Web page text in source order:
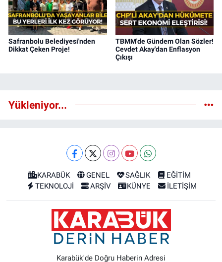
Safranbolu Belediyesi'nden
Dikkat Çeken Proje!
TBMM'de Gündem Olan Sözler!
Cevdet Akay'dan Enflasyon
Çıkışı
Yükleniyor...
KARABÜK GENEL SAĞLIK
EĞİTİM
TEKNOLOJİ
ARŞİV KÜNYE İLETİŞİM
Karabük'de Doğru Haberin Adresi